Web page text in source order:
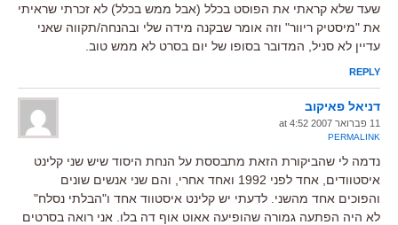
שעד שלא קראתי את הפוסט בכלל (אבל ממש בכלל) לא זכרתי שראיתי
את "מיסטיק ריוור" וזה אומר שבקנה מידה שלי ובהנחה/תקווה שאני
עדיין לא סניל, המדובר בסופו של יום בסרט לא ממש טוב.
REPLY
דניאל פאיקוב
11 פברואר 2007 at 4:52
PERMALINK
נדמה לי שהביקורת הזאת מתבססת על הנחת היסוד שיש שני קלינט
איסטוודים, אחד לפני 1992 ואחד אחרי, והם שני אנשים שונים
והפוכים אחד מהשני. לדעתי יש קלינט איסטווד אחד ו"הבלתי נסלח"
לא היה הפתעה גמורה שהופיעה אאוט אוף דה בלו. אני רואה בסרטים